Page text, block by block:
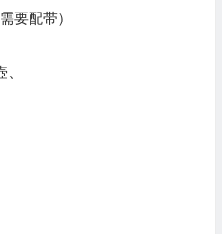
要配带）